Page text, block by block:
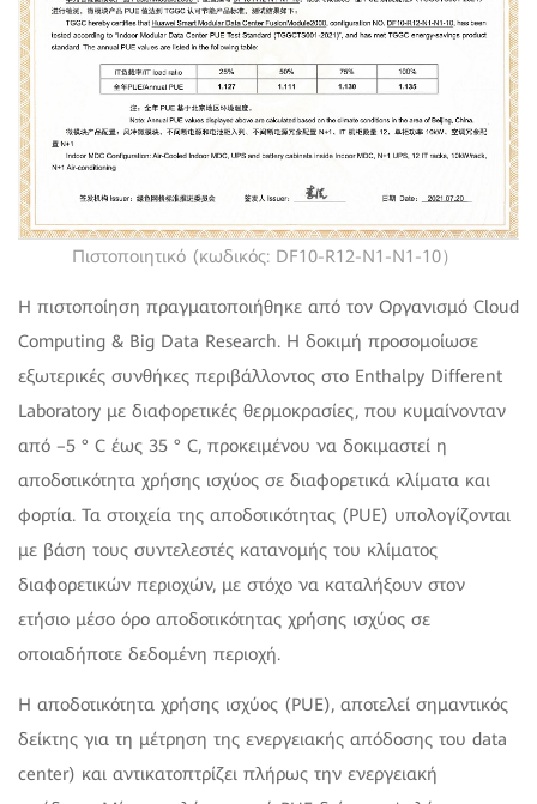
Πιστοποιητικό (κωδικός: DF10-R12-N1-N1-10）
Η πιστοποίηση πραγματοποιήθηκε από τον Οργανισμό Cloud
Computing & Big Data Research. Η δοκιμή προσομοίωσε
εξωτερικές συνθήκες περιβάλλοντος στο Enthalpy Different
Laboratory με διαφορετικές θερμοκρασίες, που κυμαίνονταν
από –5 ° C έως 35 ° C, προκειμένου να δοκιμαστεί η
αποδοτικότητα χρήσης ισχύος σε διαφορετικά κλίματα και
φορτία. Τα στοιχεία της αποδοτικότητας (PUE) υπολογίζονται
με βάση τους συντελεστές κατανομής του κλίματος
διαφορετικών περιοχών, με στόχο να καταλήξουν στον
ετήσιο μέσο όρο αποδοτικότητας χρήσης ισχύος σε
οποιαδήποτε δεδομένη περιοχή.
Η αποδοτικότητα χρήσης ισχύος (PUE), αποτελεί σημαντικός
δείκτης για τη μέτρηση της ενεργειακής απόδοσης του data
center) και αντικατοπτρίζει πλήρως την ενεργειακή